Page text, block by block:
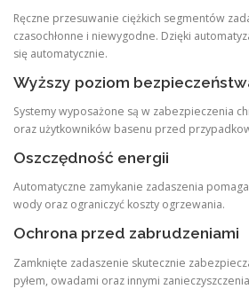
Ręczne przesuwanie ciężkich segmentów
czasochłonne i niewygodne. Dzięki
się automatycznie.
Wyższy poziom
Systemy wyposażone są w zabezpieczenia
oraz użytkowników basenu przed
Oszczędność energii
Automatyczne zamykanie zadaszenia
wody oraz ograniczyć koszty ogrzewania.
Ochrona przed zabrudzeniami
Zamknięte zadaszenie skutecznie
pyłem, owadami oraz innymi